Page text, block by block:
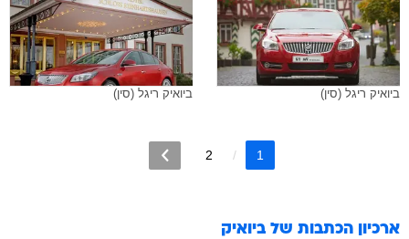
ביואיק ריגל (סין) ביואיק ריגל (סין)
1
2
ארכיון הכתבות של ביואיק